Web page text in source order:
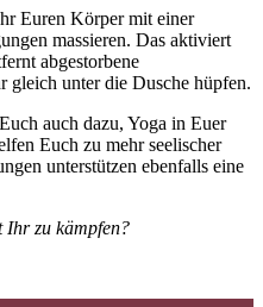
Euren Körper mit einer
massieren. Das aktiviert
abgestorbene
gleich unter die Dusche hüpfen.
auch dazu, Yoga in Euer
Euch zu mehr seelischer
unterstützen ebenfalls eine
Ihr zu kämpfen?